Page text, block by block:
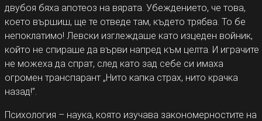
двубоя бяха апотеоз на вярата. Убеждението, че това,
което вършиш, ще те отведе там, където трябва. То бе
непоклатимо! Левски изглеждаше като изцеден войник,
който не спираше да върви напред към целта. И играчите
не можеха да спрат, след като зад себе си имаха
огромен транспарант „Нито капка страх, нито крачка
назад!”.
Психология – наука, която изучава закономерностите на